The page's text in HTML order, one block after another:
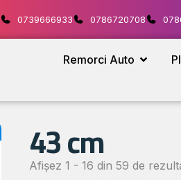
0739666933 0786720708
Remorci Auto
43 cm
Afișez 1 - 16 din 59 de